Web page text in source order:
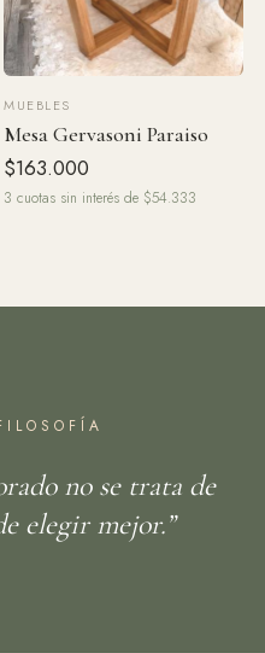
MUEBLES
Mesa Gervasoni Paraiso
$163.000
3 cuotas sin interés de $54.333
no se trata de
elegir mejor.”